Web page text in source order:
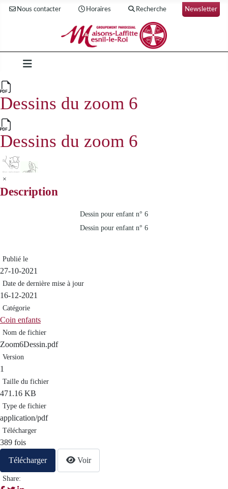
Nous contacter Horaires Recherche Newsletter
Dessins du zoom 6
Dessins du zoom 6
×
Description
Dessin pour enfant n° 6
Dessin pour enfant n° 6
Publié le
27-10-2021
Date de dernière mise à jour
16-12-2021
Catégorie
Coin enfants
Nom de fichier
Zoom6Dessin.pdf
Version
1
Taille du fichier
471.16 KB
Type de fichier
application/pdf
Télécharger
389 fois
Télécharger Voir
Share: